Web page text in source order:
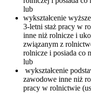
lub
wykształcenie
3-letni staż pracy w
inne niż rolnicze i
związanym z
rolnicze i posiada co
lub
wykształcenie
zawodowe inne niż
pracy w rolnictwie